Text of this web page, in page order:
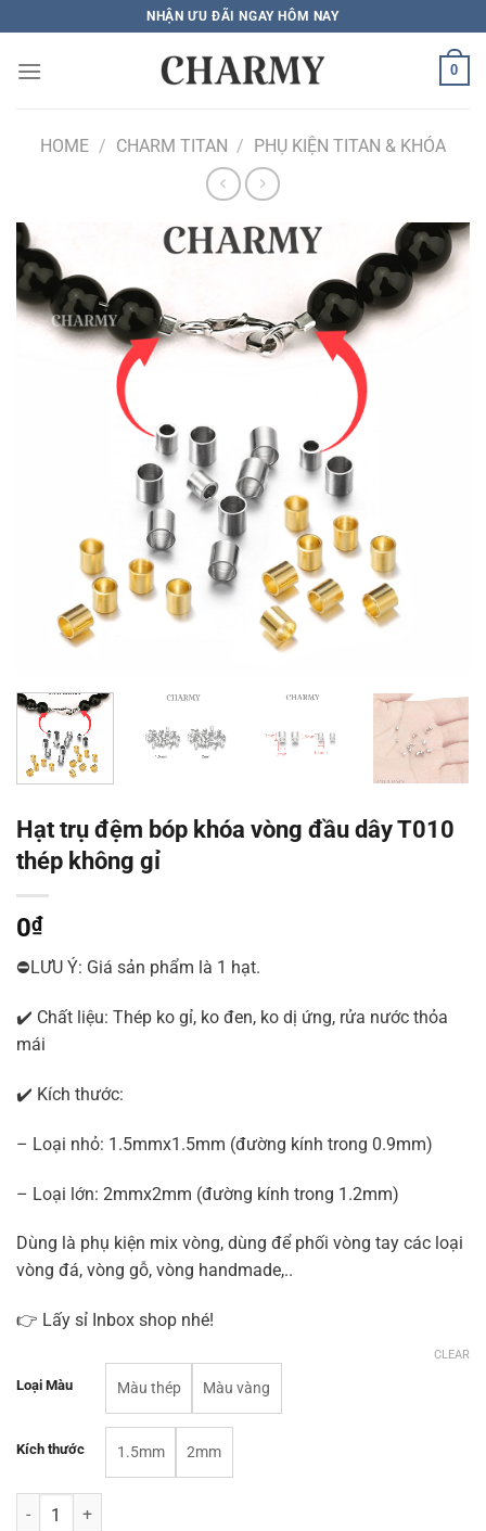
qua
nội
NHẬN ƯU ĐÃI NGAY HÔM NAY
0
HOME / CHARM TITAN / PHỤ KIỆN TITAN & KHÓA
Hạt trụ đệm bóp khóa vòng đầu dây T010
thép không gỉ
0₫
⛔LƯU Ý: Giá sản phẩm là 1 hạt.
✔️ Chất liệu: Thép ko gỉ, ko đen, ko dị ứng, rửa nước thỏa
mái
✔️ Kích thước:
– Loại nhỏ: 1.5mmx1.5mm (đường kính trong 0.9mm)
– Loại lớn: 2mmx2mm (đường kính trong 1.2mm)
Dùng là phụ kiện mix vòng, dùng để phối vòng tay các loại
vòng đá, vòng gỗ, vòng handmade,..
👉 Lấy sỉ Inbox shop nhé!
Loại Màu Màu thép Màu vàng
Kích thước 1.5mm 2mm
CLEAR
Hạt trụ đệm bóp khóa vòng đầu dây T010 thép không gỉ quantity